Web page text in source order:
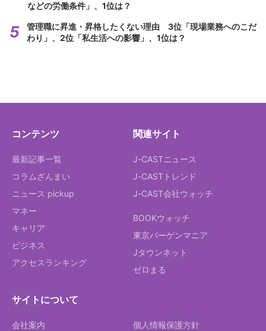
などの労働条件」、1位は？
管理職に昇進・昇格したくない理由 3位「現場業務へのこだ
わり」、2位「私生活への影響」、1位は？
コンテンツ
最新記事一覧
コラムざんまい
ニュース pickup
マネー
キャリア
ビジネス
アクセスランキング
関連サイト
J-CASTニュース
J-CASTトレンド
J-CAST会社ウォッチ
BOOKウォッチ
東京バーゲンマニア
Jタウンネット
ゼロまる
サイトについて
会社案内 個人情報保護方針